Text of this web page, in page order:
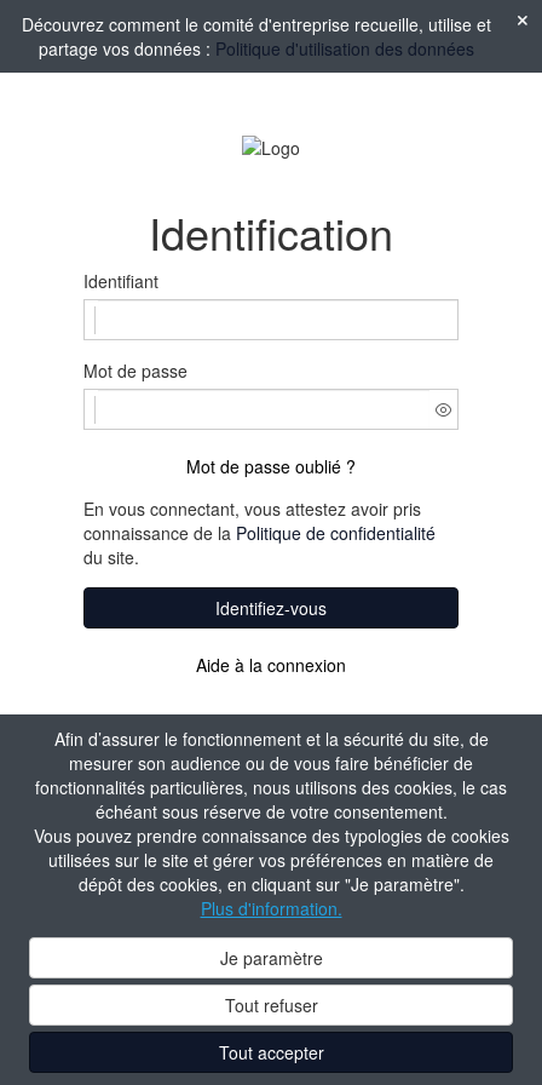
Afin d’assurer le fonctionnement et la sécurité du site, de
mesurer son audience ou de vous faire bénéficier de
fonctionnalités particulières, nous utilisons des cookies, le cas
échéant sous réserve de votre consentement.
Vous pouvez prendre connaissance des typologies de cookies
utilisées sur le site et gérer vos préférences en matière de
dépôt des cookies, en cliquant sur "Je paramètre".
Plus d'information.
Je paramètre
Tout refuser
Tout accepter
Découvrez comment le comité d'entreprise recueille, utilise et
partage vos données : Politique d'utilisation des données
Identification
Identifiant
Mot de passe
Mot de passe oublié ?
En vous connectant, vous attestez avoir pris
connaissance de la Politique de confidentialité
du site.
Identifiez-vous
Aide à la connexion